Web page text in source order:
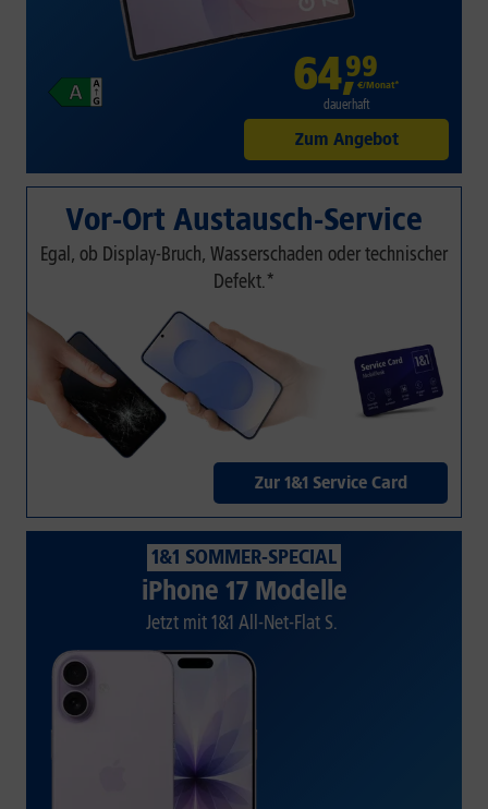
64,99
€/Monat*
dauerhaft
Zum Angebot
Vor-Ort Austausch-Service
Egal, ob Display-Bruch, Wasserschaden oder technischer
Defekt.*
Zur 1&1 Service Card
1&1 SOMMER-SPECIAL
iPhone 17 Modelle
Jetzt mit 1&1 All-Net-Flat S.